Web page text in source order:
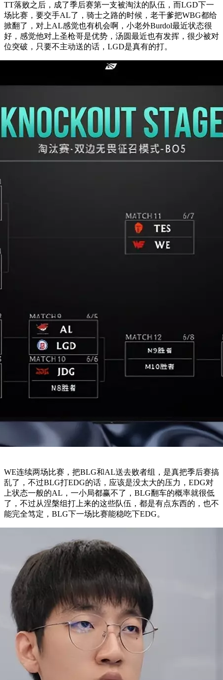
TT落败之后，成了季后赛第一支被淘汰的队伍，而LGD下一
场比赛，要交手AL了，骑士之路的时候，老干爹把WBG都给
掀翻了，对上AL感觉也有机会啊，小老外Burdol最近状态很
好，感觉他对上圣枪哥是优势，汤圆最近也有发挥，很少被对
位突破，只要不主动送的话，LGD是真有的打。
WE连续两场比赛，把BLG和AL送去败者组，是真把季后赛搞
乱了，不过BLG打EDG的话，应该是没太大的压力，EDG对
上状态一般的AL，一小局都赢不了，BLG翻车的概率就很低
了，不过从涅槃组打上来的这些队伍，都是有点东西的，也不
能完全笃定，BLG下一场比赛能稳吃下EDG。